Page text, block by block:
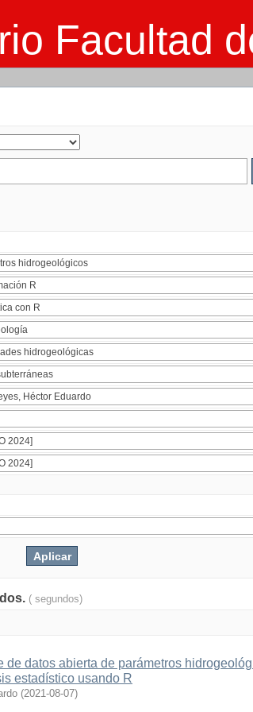
Facultad
( segundos)
de datos abierta de parámetros
estadístico usando R
(2021-08-07)